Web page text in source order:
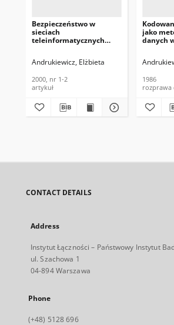
Bezpieczeństwo w
sieciach
teleinformatycznych
zaufanej trzeciej strony
(TTP). Telekomunikacja i
2000, nr 1-2
Andrukiewicz, Elżbieta
2000, nr 1-2
artykuł
jako
danych
1986
1986
rozprawa
CONTACT DETAILS
Address
Instytut Łączności – Państwowy Instytut
ul. Szachowa 1
04-894 Warszawa
Phone
(+48) 5128 696